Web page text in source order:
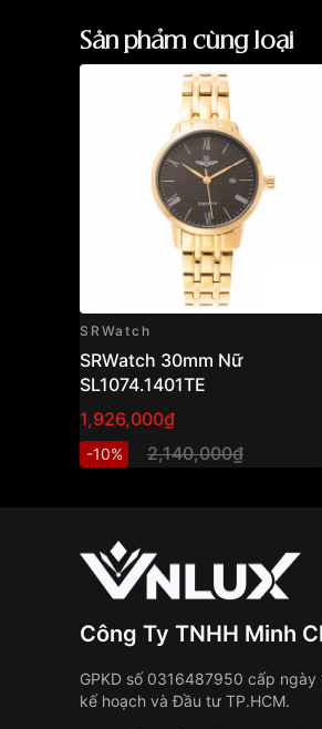
Sản phẩm cùng loại
SRWatch
SRWatch 30mm Nữ
SL1074.1401TE
1,926,000₫
-10% 2,140,000₫
Công Ty TNHH Minh
GPKD số 0316487950 cấp
kế hoạch và Đầu tư TP.HCM.